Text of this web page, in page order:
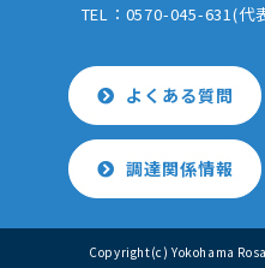
TEL：0570-045-631(
よくある質問
調達関係情報
Copyright(c) Yokohama